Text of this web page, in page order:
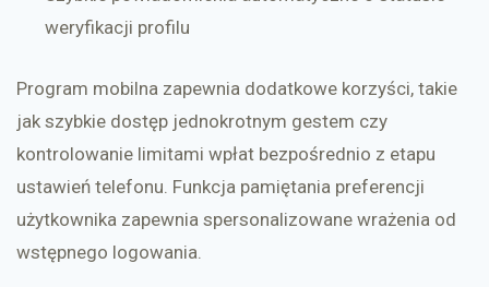
weryfikacji profilu
Program mobilna zapewnia dodatkowe korzyści, takie
jak szybkie dostęp jednokrotnym gestem czy
kontrolowanie limitami wpłat bezpośrednio z etapu
ustawień telefonu. Funkcja pamiętania preferencji
użytkownika zapewnia spersonalizowane wrażenia od
wstępnego logowania.